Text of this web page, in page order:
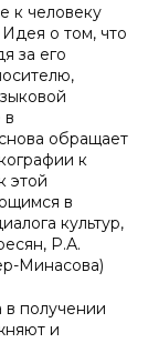
к человеку
о том, что
за его
в
обращает
к
этой
в
культур,
Р.А.
Минасова)
получении
и